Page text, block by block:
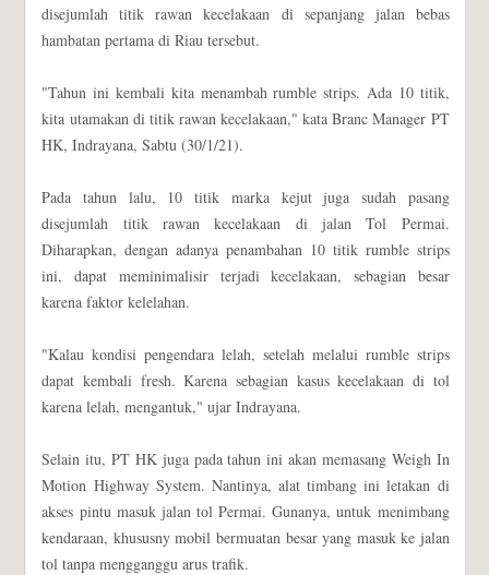
disejumlah titik rawan kecelakaan di sepanjang jalan bebas
hambatan pertama di Riau tersebut.
"Tahun ini kembali kita menambah rumble strips. Ada 10 titik,
kita utamakan di titik rawan kecelakaan," kata Branc Manager PT
HK, Indrayana, Sabtu (30/1/21).
Pada tahun lalu, 10 titik marka kejut juga sudah pasang
disejumlah titik rawan kecelakaan di jalan Tol Permai.
Diharapkan, dengan adanya penambahan 10 titik rumble strips
ini, dapat meminimalisir terjadi kecelakaan, sebagian besar
karena faktor kelelahan.
"Kalau kondisi pengendara lelah, setelah melalui rumble strips
dapat kembali fresh. Karena sebagian kasus kecelakaan di tol
karena lelah, mengantuk," ujar Indrayana.
Selain itu, PT HK juga pada tahun ini akan memasang Weigh In
Motion Highway System. Nantinya, alat timbang ini letakan di
akses pintu masuk jalan tol Permai. Gunanya, untuk menimbang
kendaraan, khususny mobil bermuatan besar yang masuk ke jalan
tol tanpa mengganggu arus trafik.